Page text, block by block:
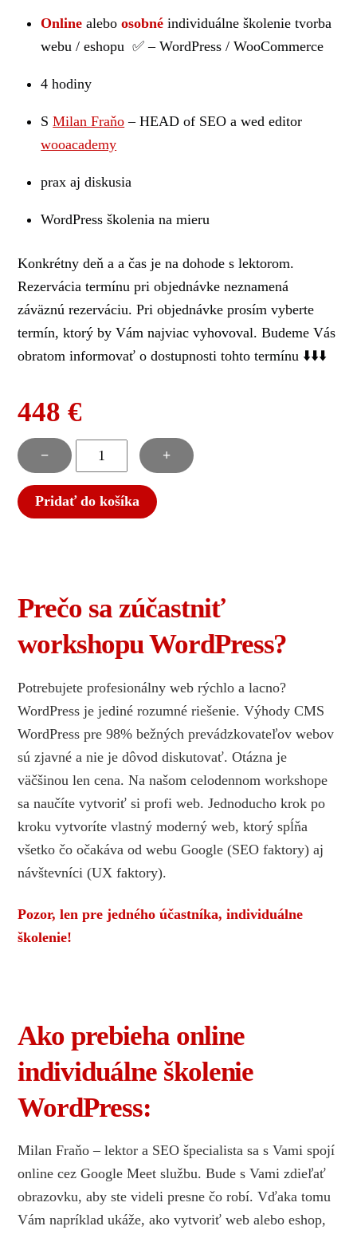
Online aleboosobné individuálne školenie tvorba
webu / eshopu ✅ – WordPress / WooCommerce
4 hodiny
SMilan Fraňo – HEAD of SEO a wed editor
wooacademy
prax aj diskusia
WordPress školenia na mieru
Konkrétny deň a a čas je na dohode s lektorom.
Rezervácia termínu pri objednávke neznamená
záväznú rezerváciu. Pri objednávke prosím vyberte
termín, ktorý by Vám najviac vyhovoval. Budeme Vás
obratom informovať o dostupnosti tohto termínu ⬇️⬇️⬇️
448€
−
množstvo
Tvorba
webu
/
/
WooCommerce
školenie
+
Pridať do košíka
Prečo sa zúčastniť
workshopu WordPress?
Potrebujete profesionálny web rýchlo a lacno?
WordPress je jediné rozumné riešenie. Výhody CMS
WordPress pre 98% bežných prevádzkovateľov webov
sú zjavné a nie je dôvod diskutovať. Otázna je
väčšinou len cena. Na našom celodennom workshope
sa naučíte vytvoriť si profi web. Jednoducho krok po
kroku vytvoríte vlastný moderný web, ktorý spĺňa
všetko čo očakáva od webu Google (SEO faktory) aj
návštevníci (UX faktory).
Pozor, len pre jedného účastníka, individuálne
školenie!
Ako prebieha online
individuálne školenie
WordPress:
Milan Fraňo – lektor a SEO špecialista sa s Vami spojí
online cez Google Meet službu. Bude s Vami zdieľať
obrazovku, aby ste videli presne čo robí. Vďaka tomu
Vám napríklad ukáže, ako vytvoriť web alebo eshop,